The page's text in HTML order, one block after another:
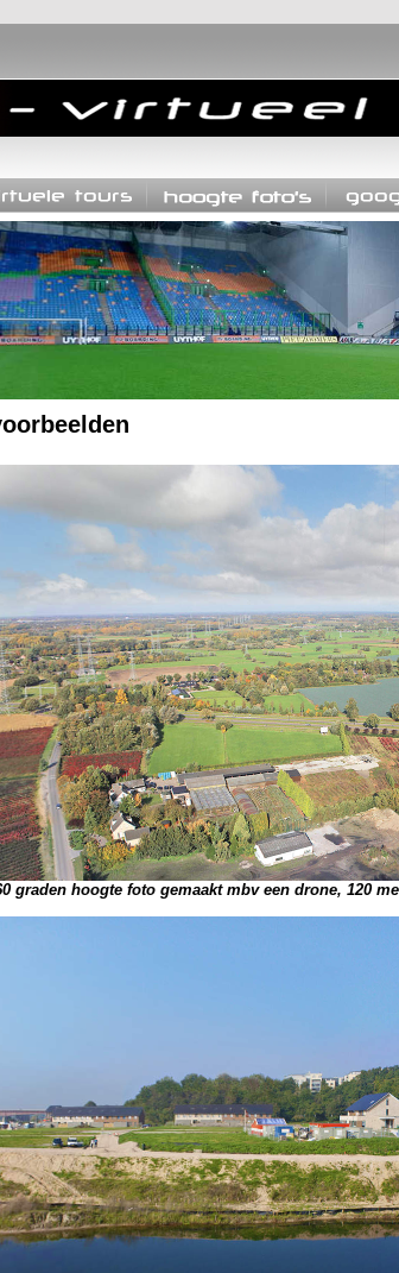
graden hoogte foto gemaakt mbv een drone, 120